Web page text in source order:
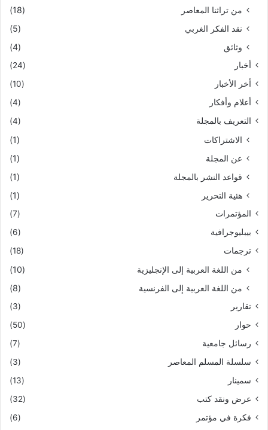
من تراثنا المعاصر
(18)
نقد الفكر الغربي
(5)
وثائق
(4)
أخبار
(24)
أخر الأخبار
(10)
أعلام وأفكار
(4)
التعريف بالمجلة
(4)
الاشتراكات
(1)
عن المجلة
(1)
قواعد النشر بالمجلة
(1)
هئية التحرير
(1)
المؤتمرات
(7)
بيبليوجرافية
(6)
ترجمات
(18)
من اللغة العربية إلى الإنجليزية
(10)
من اللغة العربية إلى الفرنسية
(8)
تقارير
(3)
حوار
(50)
رسائل جامعية
(7)
سلسلة المسلم المعاصر
(3)
سمينار
(13)
عرض ونقد كتب
(32)
فكرة في مؤتمر
(6)